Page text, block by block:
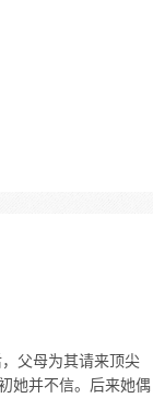
父母为其请来顶尖
她并不信。后来她偶